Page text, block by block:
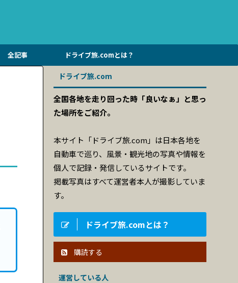
全記事 ドライブ旅.comとは？
ドライブ旅.com
全国各地を走り回った時「良いなぁ」と思っ
た場所をご紹介。
本サイト「ドライブ旅.com」は日本各地を
自動車で巡り、風景・観光地の写真や情報を
個人で記録・発信しているサイトです。
掲載写真はすべて運営者本人が撮影していま
す。
ドライブ旅.comとは？
購読する
運営している人